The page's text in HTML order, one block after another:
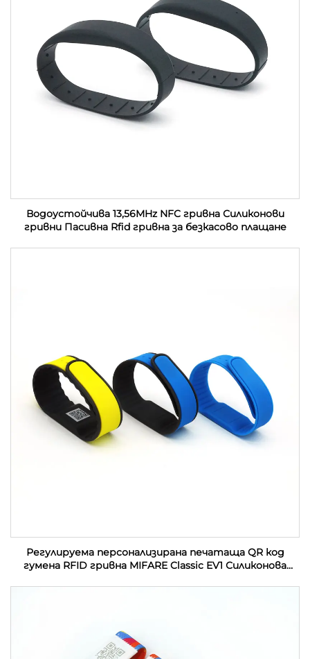
Водоустойчива 13,56MHz NFC гривна Силиконови
гривни Пасивна Rfid гривна за безкасово плащане
Регулируема персонализирана печатаща QR код
гумена RFID гривна MIFARE Classic EV1 Силиконова